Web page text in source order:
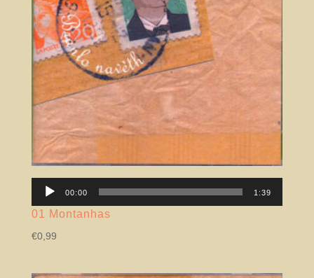
Lector
00:00 1:39
01 Montanhas
€0,99